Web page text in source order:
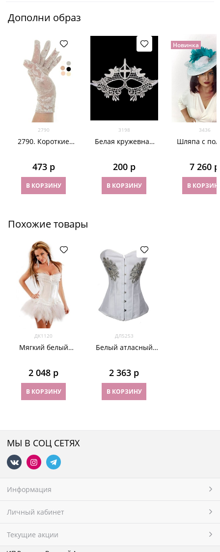
Дополни образ
2790
2790. Короткие
473 р
В КОРЗИНУ
3198
Белая кружевная
200 р
В КОРЗИНУ
Новинка
3436
Шляпа с
перьями.
7 260 р
В
Похожие товары
ДК1120
Мягкий белый
2 048 р
В КОРЗИНУ
ДЛ5253
Белый атласный
2 363 р
В КОРЗИНУ
МЫ В СОЦ СЕТЯХ
Информация
Личный кабинет
Текущие акции